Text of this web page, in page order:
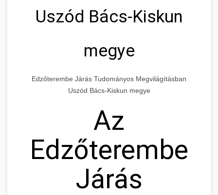
Uszód Bács-Kiskun
megye
Edzőterembe Járás Tudományos Megvilágításban
Uszód Bács-Kiskun megye
Az
Edzőterembe
Járás